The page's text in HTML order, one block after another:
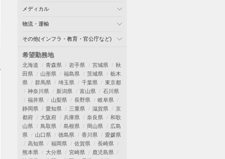
メディカル
物流・運輸
その他(インフラ・教育・官公庁など)
希望勤務地
北海道 青森県 岩手県 宮城県
秋
田県
山形県 福島県 茨城県
栃木
県
群馬県 埼玉県 千葉県
東京都
神奈川県
新潟県 富山県
石川県
福井県
山梨県 長野県
岐阜県
静岡県
愛知県 三重県 滋賀県
京
都府
大阪府 兵庫県 奈良県
和歌
山県
鳥取県 島根県 岡山県
広島
県
山口県 徳島県 香川県
愛媛県
高知県
福岡県 佐賀県
長崎県
熊本県
大分県 宮崎県
鹿児島県